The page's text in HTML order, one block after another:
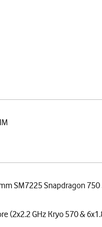
SM7225 Snapdragon 750
(2x2.2 GHz Kryo 570 &